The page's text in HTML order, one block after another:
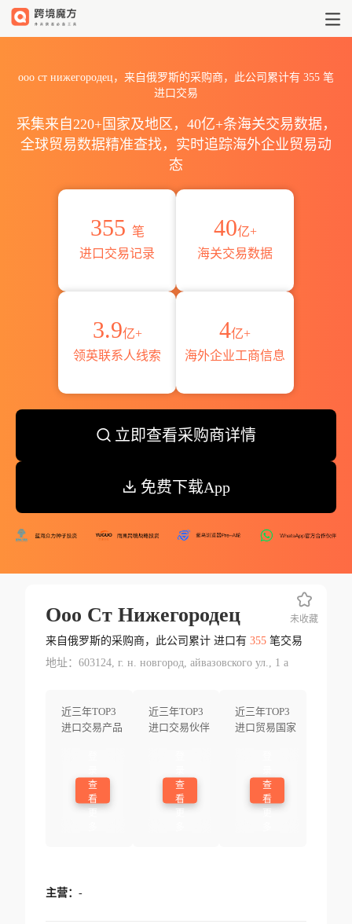
ооо ст нижегородец，来自俄罗斯的采购商，此公司累计有 355 笔
进口交易
采集来自220+国家及地区，40亿+条海关交易数据，
全球贸易数据精准查找，实时追踪海外企业贸易动
态
355 笔
进口交易记录
40亿+
海关交易数据
3.9亿+
领英联系人线索
4亿+
海外企业工商信息
立即查看采购商详情
免费下载App
Ооо Ст Нижегородец
来自俄罗斯的采购商，此公司累计 进口有 355笔交易
地址：603124, г. н. новгород, айвазовского ул., 1 а
近三年TOP3
进口交易产品
查
看
近三年TOP3
进口交易伙伴
查
看
近三年TOP3
进口贸易国家
查
看
未收藏
主营： -